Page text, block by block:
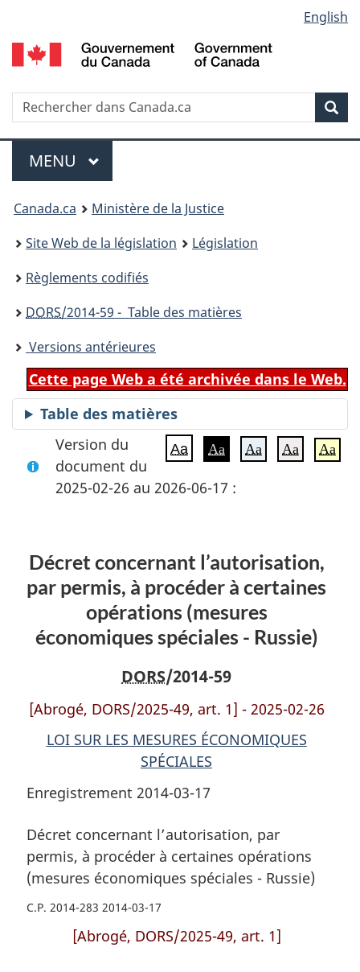
au
contenu
propos
de
la
HTML
simplifiée
selection
English
Recherche
Menu
MENU PRINCIPAL
You
are
here:
Canada.ca
Ministère de la Justice
Site Web de la législation
Législation
Règlements codifiés
DORS/2014-59 - Table des matières
Versions antérieures
Cette page Web a été archivée dans le Web.
Table des matières
Aa Aa Aa Aa Aa
Version du
document du
2025-02-26 au 2026-06-17 :
Décret concernant l’autorisation,
par permis, à procéder à certaines
opérations (mesures
économiques spéciales - Russie)
DORS/2014-59
[Abrogé, DORS/2025-49, art. 1] - 2025-02-26
LOI SUR LES MESURES ÉCONOMIQUES
SPÉCIALES
Enregistrement 2014-03-17
Décret concernant l’autorisation, par
permis, à procéder à certaines opérations
(mesures économiques spéciales - Russie)
C.P. 2014-283 2014-03-17
[Abrogé, DORS/2025-49, art. 1]